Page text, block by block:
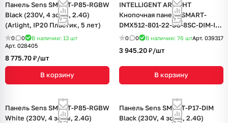
Панель Sens SMART-P85-RGBW
Black (230V, 4 зоны, 2.4G)
(Arlight, IP20 Пластик, 5 лет)
0 0 В наличии: 13 шт
Арт. 028405
8 775.70 ₽/шт
В корзину
INTELLIGENT ARLIGHT
Кнопочная панель SMART-
DMX512-801-22-8G-8SC-DIM-IN
Gold (230V, 2.4G) (IARL, IP20
0 0 В наличии: 76 штАрт. 039317
3 945.20 ₽/шт
В корзину
Панель Sens SMART-P85-RGBW
White (230V, 4 зоны, 2.4G)
Панель Sens SMART-P17-DIM
Black (230V, 4 зоны, 2.4G)